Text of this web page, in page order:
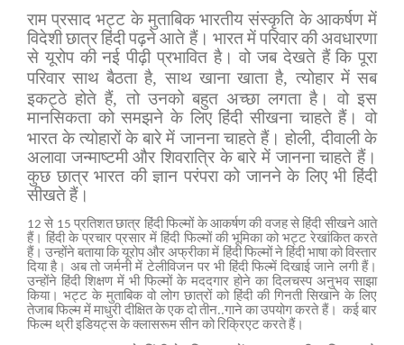
राम प्रसाद भट्ट के मुताबिक भारतीय संस्कृति के आकर्षण में
विदेशी छात्र हिंदी पढ़ने आते हैं। भारत में परिवार की अवधारणा
से यूरोप की नई पीढ़ी प्रभावित है। वो जब देखते हैं कि पूरा
परिवार साथ बैठता है, साथ खाना खाता है, त्योहार में सब
इकट्ठे होते हैं, तो उनको बहुत अच्छा लगता है। वो इस
मानसिकता को समझने के लिए हिंदी सीखना चाहते हैं। वो
भारत के त्योहारों के बारे में जानना चाहते हैं। होली, दीवाली के
अलावा जन्माष्टमी और शिवरात्रि के बारे में जानना चाहते हैं।
कुछ छात्र भारत की ज्ञान परंपरा को जानने के लिए भी हिंदी
सीखते हैं।
12 से 15 प्रतिशत छात्र हिंदी फिल्मों के आकर्षण की वजह से हिंदी सीखने आते
हैं। हिंदी के प्रचार प्रसार में हिंदी फिल्मों की भूमिका को भट्ट रेखांकित करते
हैं। उन्होंने बताया कि यूरोप और अफ्रीका में हिंदी फिल्मों ने हिंदी भाषा को विस्तार
दिया है। अब तो जर्मनी में टेलीविजन पर भी हिंदी फिल्में दिखाई जाने लगी हैं।
उन्होंने हिंदी शिक्षण में भी फिल्मों के मददगार होने का दिलचस्प अनुभव साझा
किया। भट्ट के मुताबिक वो लोग छात्रों को हिंदी की गिनती सिखाने के लिए
तेजाब फिल्म में माधुरी दीक्षित के एक दो तीन..गाने का उपयोग करते हैं।
कई बार
फिल्म थ्री इडियट्स के क्लासरूम सीन को रिक्रिएट करते हैं।